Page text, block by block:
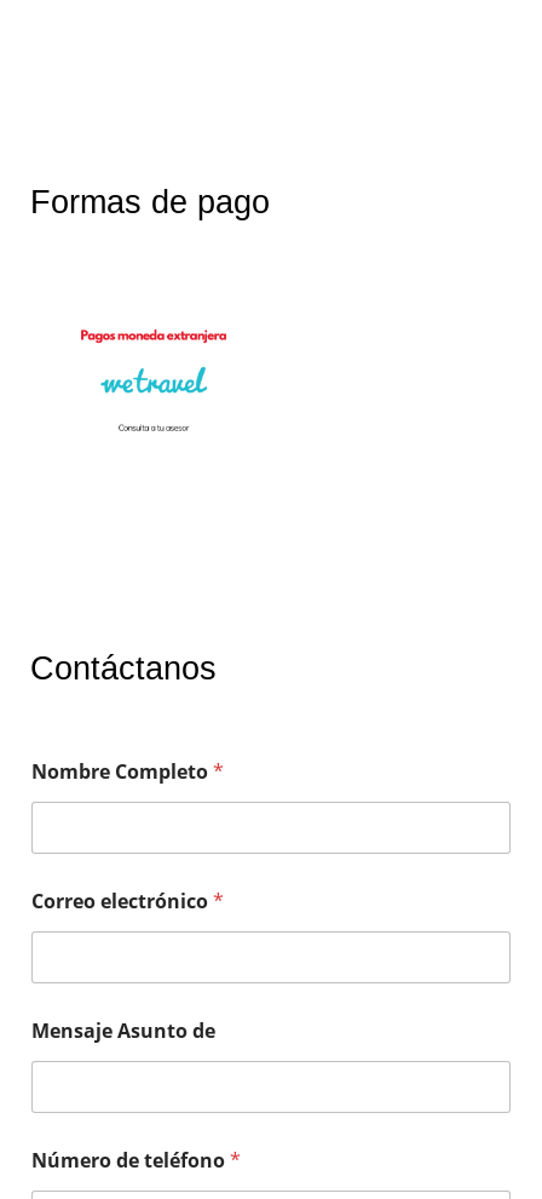
Formas de pago
Contáctanos
Nombre Completo*
Correo electrónico*
Mensaje Asunto de
Número de teléfono*